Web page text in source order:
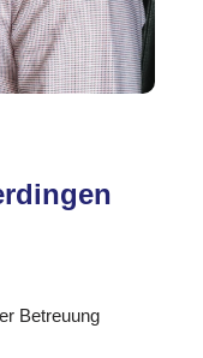
Betreuung